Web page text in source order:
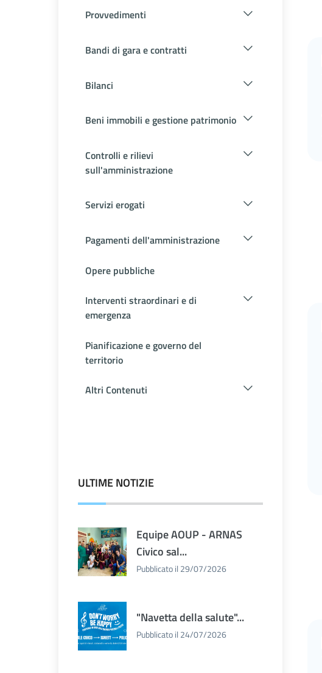
Provvedimenti
Bandi di gara e contratti
Bilanci
Beni immobili e gestione patrimonio
Controlli e rilievi
sull'amministrazione
Servizi erogati
Pagamenti dell'amministrazione
Opere pubbliche
Interventi straordinari e di
emergenza
Pianificazione e governo del
territorio
Altri Contenuti
ULTIME NOTIZIE
Equipe AOUP - ARNAS
Civico sal...
Pubblicato il 29/07/2026
"Navetta della salute"...
Pubblicato il 24/07/2026